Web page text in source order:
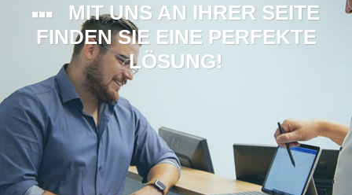
MIT UNS AN IHRER SEITE
FINDEN SIE EINE PERFEKTE
LÖSUNG!